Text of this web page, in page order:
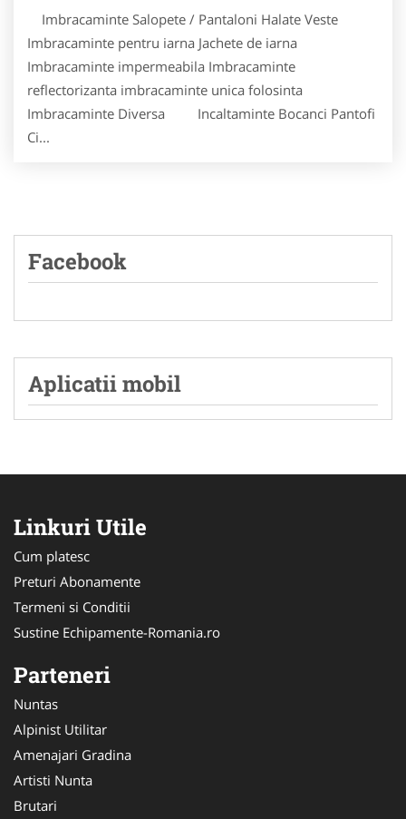
Imbracaminte Salopete / Pantaloni Halate Veste
Imbracaminte pentru iarna Jachete de iarna
Imbracaminte impermeabila Imbracaminte
reflectorizanta imbracaminte unica folosinta
Imbracaminte Diversa Incaltaminte Bocanci Pantofi
Ci...
Facebook
Aplicatii mobil
Linkuri Utile
Cum platesc
Preturi Abonamente
Termeni si Conditii
Sustine Echipamente-Romania.ro
Parteneri
Nuntas
Alpinist Utilitar
Amenajari Gradina
Artisti Nunta
Brutari